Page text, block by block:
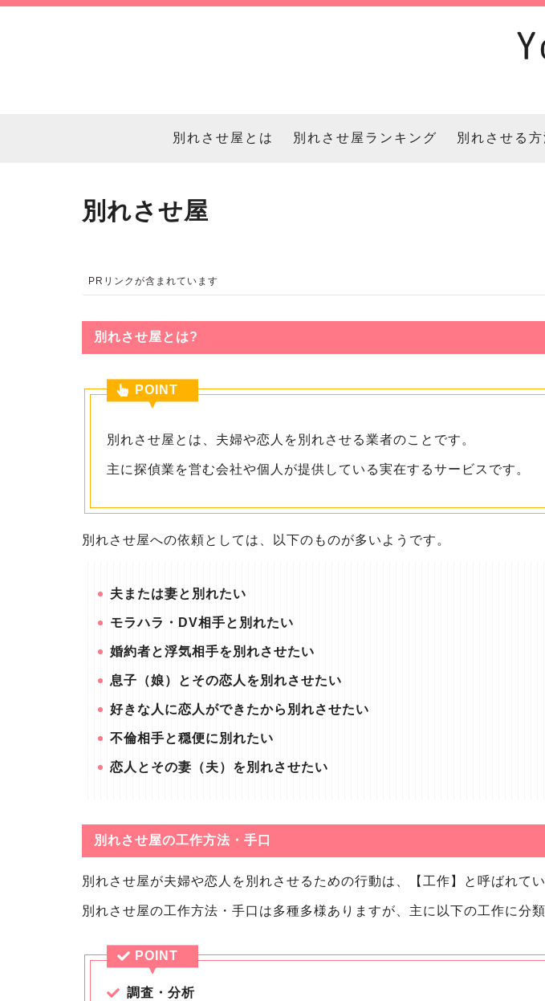
別れさせ屋とは 別れさせ屋ランキング 別れさせる方
別れさせ屋
PRリンクが含まれています
別れさせ屋とは?
POINT
別れさせ屋とは、夫婦や恋人を別れさせる業者のことです。
主に探偵業を営む会社や個人が提供している実在するサービスです。
別れさせ屋への依頼としては、以下のものが多いようです。
夫または妻と別れたい
モラハラ・DV相手と別れたい
婚約者と浮気相手を別れさせたい
息子（娘）とその恋人を別れさせたい
好きな人に恋人ができたから別れさせたい
不倫相手と穏便に別れたい
恋人とその妻（夫）を別れさせたい
別れさせ屋の工作方法・手口
別れさせ屋が夫婦や恋人を別れさせるための行動は、【工作】と呼ばれてい
別れさせ屋の工作方法・手口は多種多様ありますが、主に以下の工作に分類
POINT
調査・分析